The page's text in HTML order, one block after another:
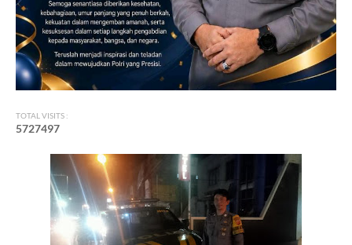
TOTAL VISITS :
5727497